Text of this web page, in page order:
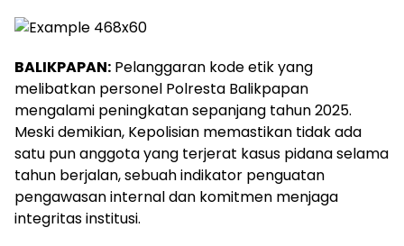
BALIKPAPAN: Pelanggaran kode etik yang
melibatkan personel Polresta Balikpapan
mengalami peningkatan sepanjang tahun 2025.
Meski demikian, Kepolisian memastikan tidak ada
satu pun anggota yang terjerat kasus pidana selama
tahun berjalan, sebuah indikator penguatan
pengawasan internal dan komitmen menjaga
integritas institusi.